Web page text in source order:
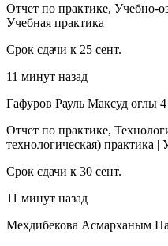
Отчет по практике, Учебно-
Учебная практика
Срок сдачи к 25 сент.
11 минут назад
Гафуров Рауль Максуд оглы
Отчет по практике,
технологическая) практика |
Срок сдачи к 30 сент.
11 минут назад
Мехдибекова Асмарханым